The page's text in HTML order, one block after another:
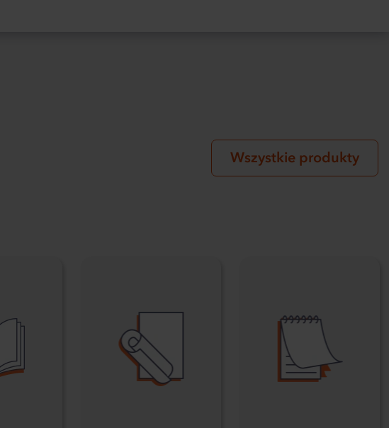
Wszystkie produkty